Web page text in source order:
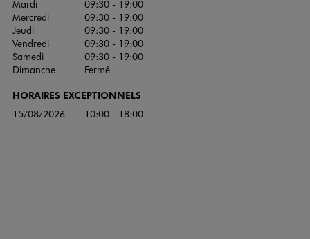
Mardi
09:30 - 19:00
Mercredi
09:30 - 19:00
Jeudi
09:30 - 19:00
Vendredi
09:30 - 19:00
Samedi
09:30 - 19:00
Dimanche
Fermé
HORAIRES EXCEPTIONNELS
15/08/2026 10:00 - 18:00